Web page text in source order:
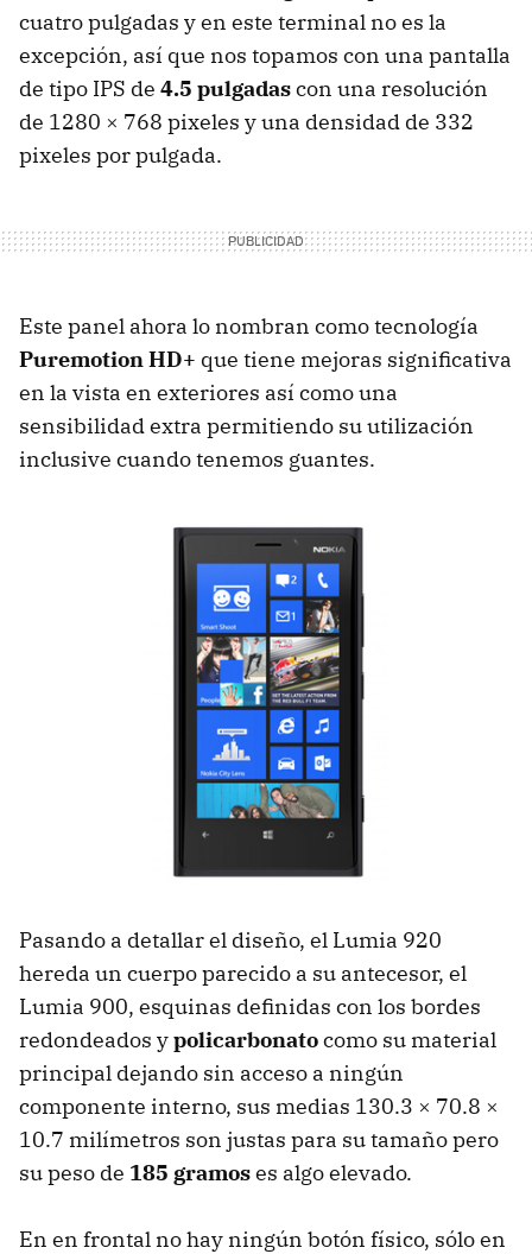
cuatro pulgadas y en este terminal no es la
excepción, así que nos topamos con una pantalla
de tipo IPS de 4.5 pulgadascon una resolución
de 1280 × 768 pixeles y una densidad de 332
pixeles por pulgada.
Este panel ahora lo nombran como tecnología
Puremotion HD+ que tiene mejoras significativa
en la vista en exteriores así como una
sensibilidad extra permitiendo su utilización
inclusive cuando tenemos guantes.
Pasando a detallar el diseño, el Lumia 920
hereda un cuerpo parecido a su antecesor, el
Lumia 900, esquinas definidas con los bordes
redondeados ypolicarbonatocomo su material
principal dejando sin acceso a ningún
componente interno, sus medias 130.3 × 70.8 ×
10.7 milímetros son justas para su tamaño pero
su peso de 185 gramoses algo elevado.
En en frontal no hay ningún botón físico, sólo en